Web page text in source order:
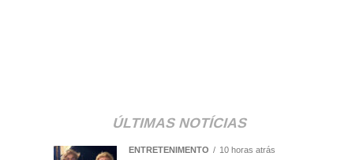
ÚLTIMAS NOTÍCIAS
ENTRETENIMENTO 10 horas atrás